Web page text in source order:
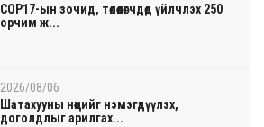
COP17-ын зочид, төлөөлөгчдөд үйлчлэх 250
орчим ж...
2026/08/06
Шатахууны нөөцийг нэмэгдүүлэх,
доголдлыг арилгах...